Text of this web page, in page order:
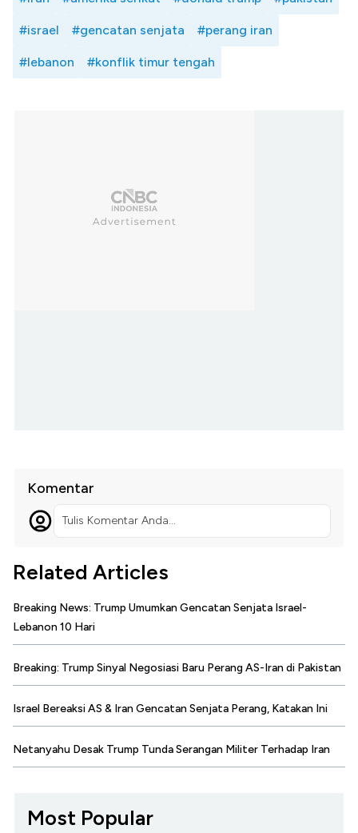
#israel #gencatan senjata #perang iran
#lebanon #konflik timur tengah
Komentar
Tulis Komentar Anda...
Related Articles
Breaking News: Trump Umumkan Gencatan Senjata Israel-
Lebanon 10 Hari
Breaking: Trump Sinyal Negosiasi Baru Perang AS-Iran di Pakistan
Israel Bereaksi AS & Iran Gencatan Senjata Perang, Katakan Ini
Netanyahu Desak Trump Tunda Serangan Militer Terhadap Iran
Most Popular